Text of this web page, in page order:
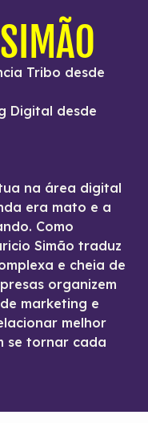
Tribo desde
Digital desde
na área digital
era mato e a
Como
Simão traduz
e cheia de
organizem
marketing e
melhor
se tornar cada